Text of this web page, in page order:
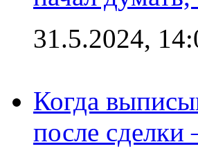
31.5.2024,
Когда
после